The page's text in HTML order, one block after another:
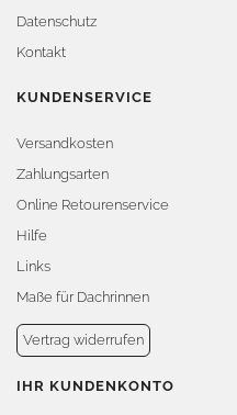
Datenschutz
Kontakt
KUNDENSERVICE
Versandkosten
Zahlungsarten
Online Retourenservice
Hilfe
Links
Maße für Dachrinnen
Vertrag widerrufen
IHR KUNDENKONTO